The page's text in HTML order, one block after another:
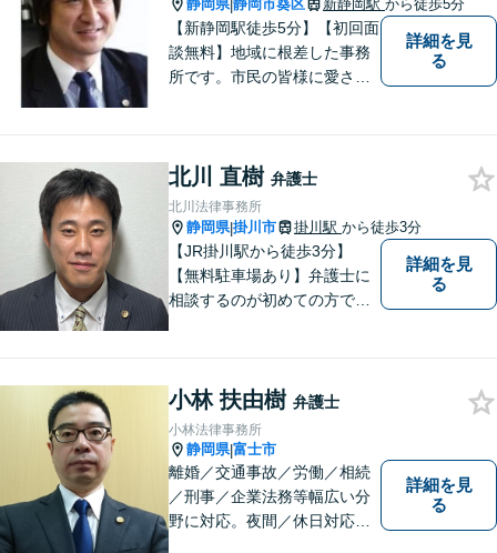
静岡県|静岡市葵区 新静岡駅 から徒歩5分
【新静岡駅徒歩5分】【初回面
談無料】地域に根差した事務
所です。市民の皆様に愛され
軽にご連絡ください。
詳細を見
る
北川 直樹 弁護士
北川法律事務所
静岡県|掛川市 掛川駅 から徒歩3分
【JR掛川駅から徒歩3分】
【無料駐車場あり】弁護士に
相談するのが初めての方でも
には、可能な限り早く解決に
至るよう迅速に対応いたしま
す。まずはお気軽にご相談く
ださい。
詳細を見
る
小林 扶由樹 弁護士
小林法律事務所
静岡県|富士市
離婚／交通事故／労働／相続
／刑事／企業法務等幅広い分
野に対応。夜間／休日対応
詳細を見
る